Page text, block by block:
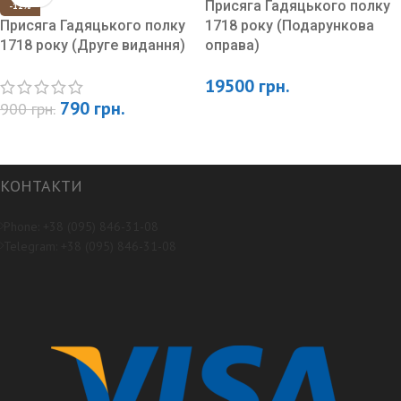
-12%
Присяга Гадяцького полку
1718 року (Друге видання)
900грн. 790 грн.
Присяга Гадяцького полку
1718 року (Подарункова
оправа)
19500 грн.
КОНТАКТИ